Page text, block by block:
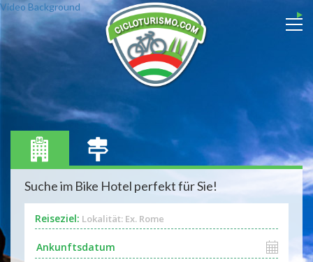
Video Background
Suche im Bike Hotel perfekt für Sie!
Reiseziel: Lokalität: Ex. Rome